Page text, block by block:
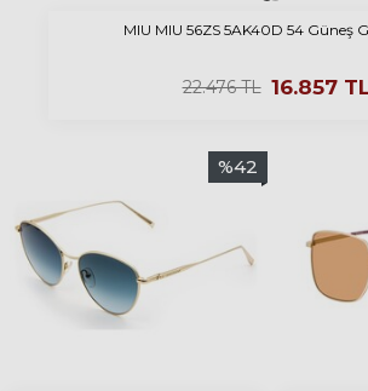
MIU MIU 56ZS 5AK40D 54 Güneş
22.476TL 16.857
%42